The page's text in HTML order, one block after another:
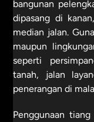
bangunan
dipasang di
median jalan.
maupun
seperti
tanah, jalan
penerangan di
Penggunaan